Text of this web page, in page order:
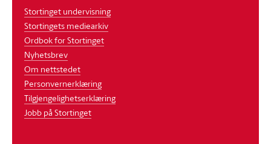
Stortinget undervisning
Stortingets mediearkiv
Ordbok for Stortinget
Nyhetsbrev
Om nettstedet
Personvernerklæring
Tilgjengelighetserklæring
Jobb på Stortinget